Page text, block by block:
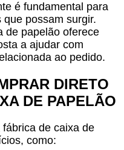
é fundamental para
possam surgir.
de papelão oferece
a ajudar com
ao pedido.
DIRETO
DE PAPELÃO
de caixa de
como: